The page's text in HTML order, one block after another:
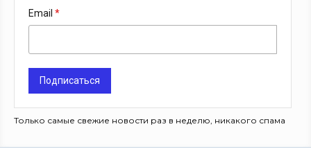
Email
Подписаться
Только самые свежие новости раз в неделю, никакого спама